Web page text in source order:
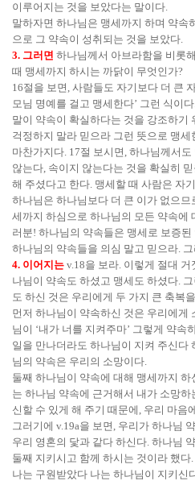
이루어지는 것을 보았다는 말이다.
말하자면 하나님은 맹세까지 하며 약속
으로 그 약속이 성취되는 것을 보았다.
3. 그러면 하나님께서 아브라함을 비롯
때 맹세까지 하시는 까닭이 무엇인가?
16절을 보면, 사람들도 자기보다 더 큰
모님 명예를 걸고 맹세한다’ 그런 식이
말이 약속이 확실하다는 것을 강조하기
걱정하지 말라 믿으라 그런 뜻으로 맹세
마찬가지다. 17절 보시면, 하나님께서
않는다, 속이지 않는다는 것을 확실히
해 주셨다고 한다. 맹세할 때 사람은 자
하나님은 하나님보다 더 큰 이가 없으
세까지 하심으로 하나님의 모든 약속에
러분! 하나님의 약속들은 맹세로 보증
하나님의 약속들을 의심 말고 믿으라.
4. 이어지는 v.18을 보라. 이렇게 절대
나님이 약속도 하셨고 맹세도 하셨다.
도 하신 것은 우리에게 두 가지 큰 축복
먼저 하나님이 약속하신 것은 우리에게
님이 ‘내가 너를 지켜주마’ 그렇게 약속
일을 만나더라도 하나님이 지켜 주신다
님의 약속은 우리의 소망이다.
둘째 하나님이 약속에 대해 맹세까지
는 하나님 약속에 근거해서 내가 소망
신할 수 있게 해 주기 때문에, 우리 마음
그러기에 v.19a을 보면, 우리가 하나님
우리 영혼의 닻과 같다 하신다. 하나님
둘째 지키시고 함께 하시는 것이라 했
나는 구원받았다 나는 하나님이 지키신